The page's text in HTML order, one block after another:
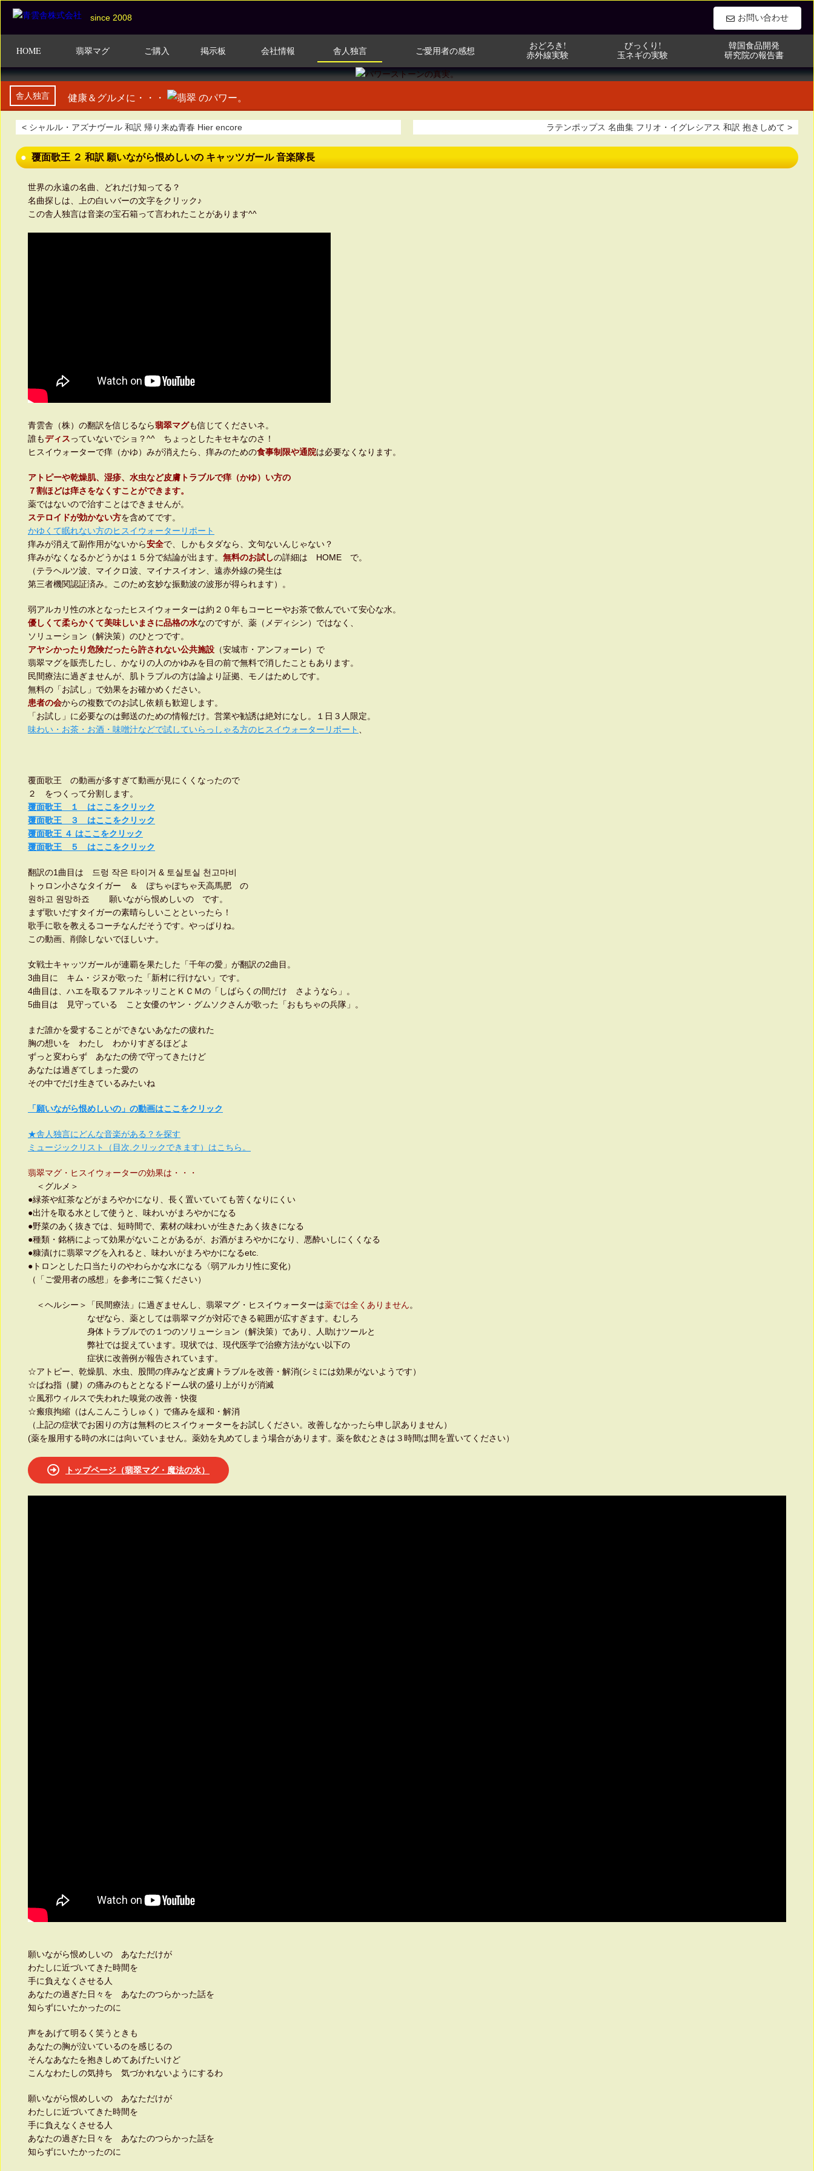
since 2008 お問い合わせ
HOME 翡翠マグ ご購入 掲示板 会社情報 舎人独言 ご愛用者の感想
おどろき!
赤外線実験
びっくり!
玉ネギの実験
韓国食品開発
研究院の報告書
舎人独言 健康＆グルメに・・・ のパワー。
< シャルル・アズナヴール 和訳 帰り来ぬ青春 Hier encore ラテンポップス 名曲集 フリオ・イグレシアス 和訳 抱きしめて >
覆面歌王 ２ 和訳 願いながら恨めしいの キャッツガール 音楽隊長
世界の永遠の名曲、どれだけ知ってる？
名曲探しは、上の白いバーの文字をクリック♪
この舎人独言は音楽の宝石箱って言われたことがあります^^
青雲舎（株）の翻訳を信じるなら翡翠マグも信じてくださいネ。
誰もディスっていないでショ？^^ ちょっとしたキセキなのさ！
ヒスイウォーターで痒（かゆ）みが消えたら、痒みのための食事制限や通院は必要なくなります。
アトピーや乾燥肌、湿疹、水虫など皮膚トラブルで痒（かゆ）い方の
７割ほどは痒さをなくすことができます。
薬ではないので治すことはできませんが。
ステロイドが効かない方を含めてです。
かゆくて眠れない方のヒスイウォーターリポート
痒みが消えて副作用がないから安全で、しかもタダなら、文句ないんじゃない？
痒みがなくなるかどうかは１５分で結論が出ます。 無料のお試しの詳細は HOME で。
（テラヘルツ波、マイクロ波、マイナスイオン、遠赤外線の発生は
第三者機関認証済み。このため玄妙な振動波の波形が得られます）。
弱アルカリ性の水となったヒスイウォーターは約２０年もコーヒーやお茶で飲んでいて安心な水。
優しくて柔らかくて美味しいまさに品格の水なのですが、薬（メディシン）ではなく、
ソリューション（解決策）のひとつです。
アヤシかったり危険だったら許されない公共施設 （安城市・アンフォーレ）で
翡翠マグを販売したし、かなりの人のかゆみを目の前で無料で消したこともあります。
民間療法に過ぎませんが、肌トラブルの方は論より証拠、モノはためしです。
無料の「お試し」で効果をお確かめください。
患者の会からの複数でのお試し依頼も歓迎します。
「お試し」に必要なのは郵送のための情報だけ。営業や勧誘は絶対になし。１日３人限定。
味わい・お茶・お酒・味噌汁などで試していらっしゃる方のヒスイウォーターリポート
覆面歌王 の動画が多すぎて動画が見にくくなったので
２ をつくって分割します。
覆面歌王 １ はここをクリック
覆面歌王 ３ はここをクリック
覆面歌王 ４ はここをクリック
覆面歌王 ５ はここをクリック
翻訳の1曲目は 드렁 작은 타이거 & 토실토실 천고마비
トゥロン小さなタイガー ＆ ぽちゃぽちゃ天高馬肥 の
원하고 원망하죠 願いながら恨めしいの です。
まず歌いだすタイガーの素晴らしいことといったら！
歌手に歌を教えるコーチなんだそうです。やっぱりね。
この動画、削除しないでほしいナ。
女戦士キャッツガールが連覇を果たした「千年の愛」が翻訳の2曲目。
3曲目に キム・ジヌが歌った「新村に行けない」です。
4曲目は、ハエを取るファルネッリことＫＣＭの「しばらくの間だけ さようなら」。
5曲目は 見守っている こと女優のヤン・グムソクさんが歌った「おもちゃの兵隊」。
まだ誰かを愛することができないあなたの疲れた
胸の想いを わたし わかりすぎるほどよ
ずっと変わらず あなたの傍で守ってきたけど
あなたは過ぎてしまった愛の
その中でだけ生きているみたいね
「願いながら恨めしいの」の動画はここをクリック
★舎人独言にどんな音楽がある？を探す
ミュージックリスト（目次.クリックできます）はこちら。
翡翠マグ・ヒスイウォーターの効果は・・・
＜グルメ＞
●緑茶や紅茶などがまろやかになり、長く置いていても苦くなりにくい
●出汁を取る水として使うと、味わいがまろやかになる
●野菜のあく抜きでは、短時間で、素材の味わいが生きたあく抜きになる
●種類・銘柄によって効果がないことがあるが、お酒がまろやかになり、悪酔いしにくくなる
●糠漬けに翡翠マグを入れると、味わいがまろやかになるetc.
●トロンとした口当たりのやわらかな水になる〈弱アルカリ性に変化）
（「ご愛用者の感想」を参考にご覧ください）
＜ヘルシー＞「民間療法」に過ぎませんし、翡翠マグ・ヒスイウォーターは薬では全くありません。
なぜなら、薬としては翡翠マグが対応できる範囲が広すぎます。むしろ
身体トラブルでの１つのソリューション（解決策）であり、人助けツールと
弊社では捉えています。現状では、現代医学で治療方法がない以下の
症状に改善例が報告されています。
☆アトピー、乾燥肌、水虫、股間の痒みなど皮膚トラブルを改善・解消(シミには効果がないようです）
☆ばね指（腱）の痛みのもととなるドーム状の盛り上がりが消滅
☆風邪ウィルスで失われた嗅覚の改善・快復
☆瘢痕拘縮（はんこんこうしゅく）で痛みを緩和・解消
（上記の症状でお困りの方は無料のヒスイウォーターをお試しください。改善しなかったら申し訳ありません）
(薬を服用する時の水には向いていません。薬効を丸めてしまう場合があります。薬を飲むときは３時間は間を置いてください）
トップページ（翡翠マグ・魔法の水）
願いながら恨めしいの あなただけが
わたしに近づいてきた時間を
手に負えなくさせる人
あなたの過ぎた日々を あなたのつらかった話を
知らずにいたかったのに
声をあげて明るく笑うときも
あなたの胸が泣いているのを感じるの
そんなあなたを抱きしめてあげたいけど
こんなわたしの気持ち 気づかれないようにするわ
願いながら恨めしいの あなただけが
わたしに近づいてきた時間を
手に負えなくさせる人
あなたの過ぎた日々を あなたのつらかった話を
知らずにいたかったのに